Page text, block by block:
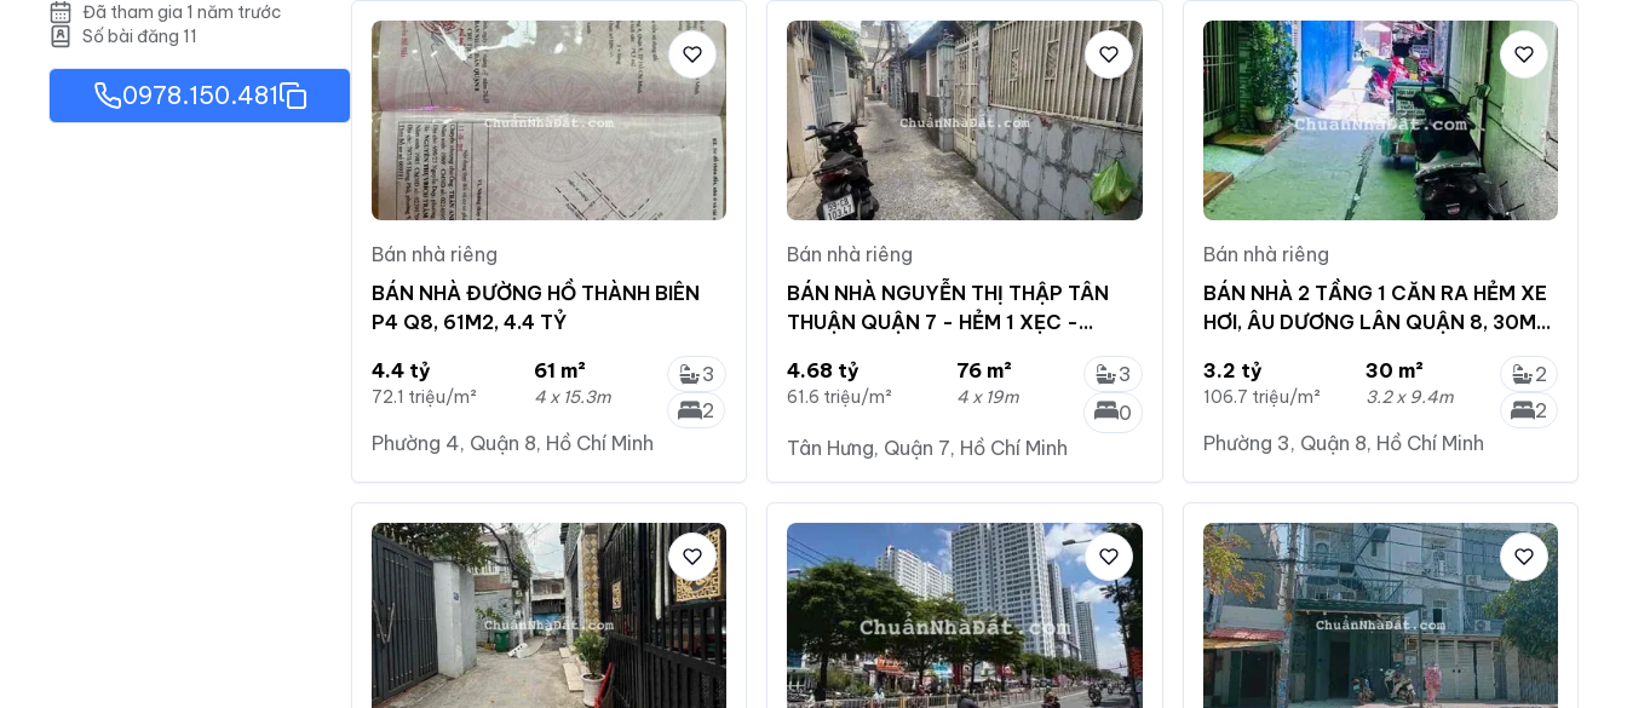
Đã tham gia 1 năm trước
Số bài đăng 11
0978.150.481
Bán nhà riêng
BÁN NHÀ ĐƯỜNG HỒ THÀNH BIÊN
P4 Q8, 61M2, 4.4 TỶ
4.4 tỷ
72.1 triệu/m²
61 m²
4 x 15.3m
3
2
Phường 4, Quận 8, Hồ Chí Minh
Bán nhà riêng
BÁN NHÀ NGUYỄN THỊ THẬP TÂN
THUẬN QUẬN 7 - HẺM 1 XẸC -
4.68 tỷ
61.6 triệu/m²
76 m²
4 x 19m
3
0
Tân Hưng, Quận 7, Hồ Chí Minh
Bán nhà riêng
BÁN NHÀ 2 TẦNG 1 CĂN RA HẺM XE
HƠI, ÂU DƯƠNG LÂN QUẬN 8, 30M2,
3.2 tỷ
106.7 triệu/m²
30 m²
3.2 x 9.4m
2
2
Phường 3, Quận 8, Hồ Chí Minh